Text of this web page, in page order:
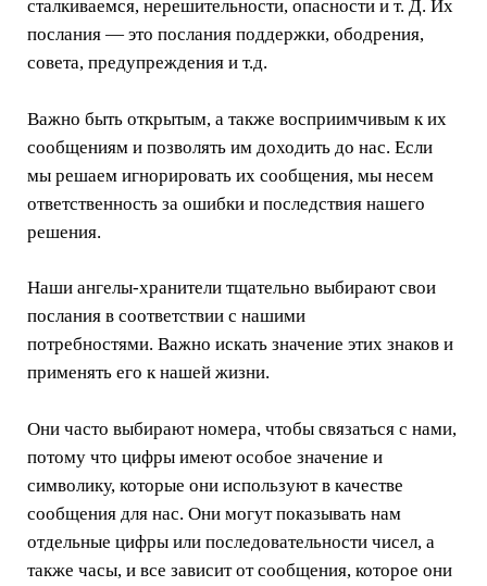
сталкиваемся, нерешительности, опасности и т. Д. Их
послания — это послания поддержки, ободрения,
совета, предупреждения и т.д.
Важно быть открытым, а также восприимчивым к их
сообщениям и позволять им доходить до нас. Если
мы решаем игнорировать их сообщения, мы несем
ответственность за ошибки и последствия нашего
решения.
Наши ангелы-хранители тщательно выбирают свои
послания в соответствии с нашими
потребностями. Важно искать значение этих знаков и
применять его к нашей жизни.
Они часто выбирают номера, чтобы связаться с нами,
потому что цифры имеют особое значение и
символику, которые они используют в качестве
сообщения для нас. Они могут показывать нам
отдельные цифры или последовательности чисел, а
также часы, и все зависит от сообщения, которое они